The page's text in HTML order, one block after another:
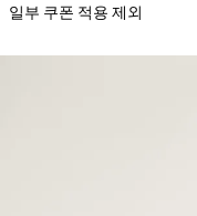
일부 쿠폰 적용 제외